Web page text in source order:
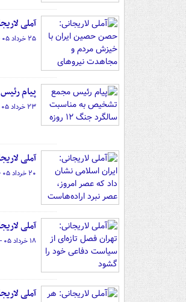
آملی
۲۵ خرداد ۰۵ - ۱۵:۲۸
پیام
۲۳ خرداد ۰۵ - ۱۱:۵۱
آملی
۲۰ خرداد ۰۵ - ۱۹:۵۵
آملی
۱۸ خرداد ۰۵ - ۱۶:۳۹
آملی